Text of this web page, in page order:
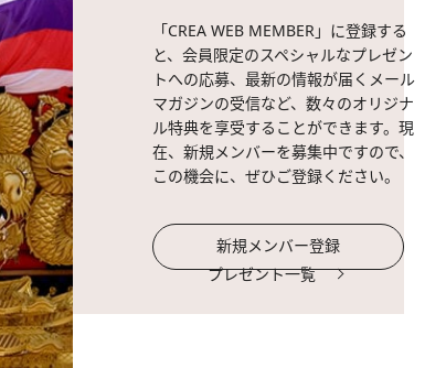
「CREA WEB MEMBER」に登録する
と、会員限定のスペシャルなプレゼン
トへの応募、最新の情報が届くメール
マガジンの受信など、数々のオリジナ
ル特典を享受することができます。現
在、新規メンバーを募集中ですので、
この機会に、ぜひご登録ください。
新規メンバー登録
プレゼント一覧